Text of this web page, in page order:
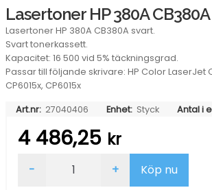
Lasertoner HP 380A
Lasertoner HP 380A CB380A svart.
Svart tonerkassett.
Kapacitet: 16 500 vid 5% täckningsgrad.
Passar till följande skrivare: HP Color LaserJet
CP6015x, CP6015x
Art.nr: 27040406 Enhet: Styck Antal i
4 486,25 kr
HP- + Köp nu